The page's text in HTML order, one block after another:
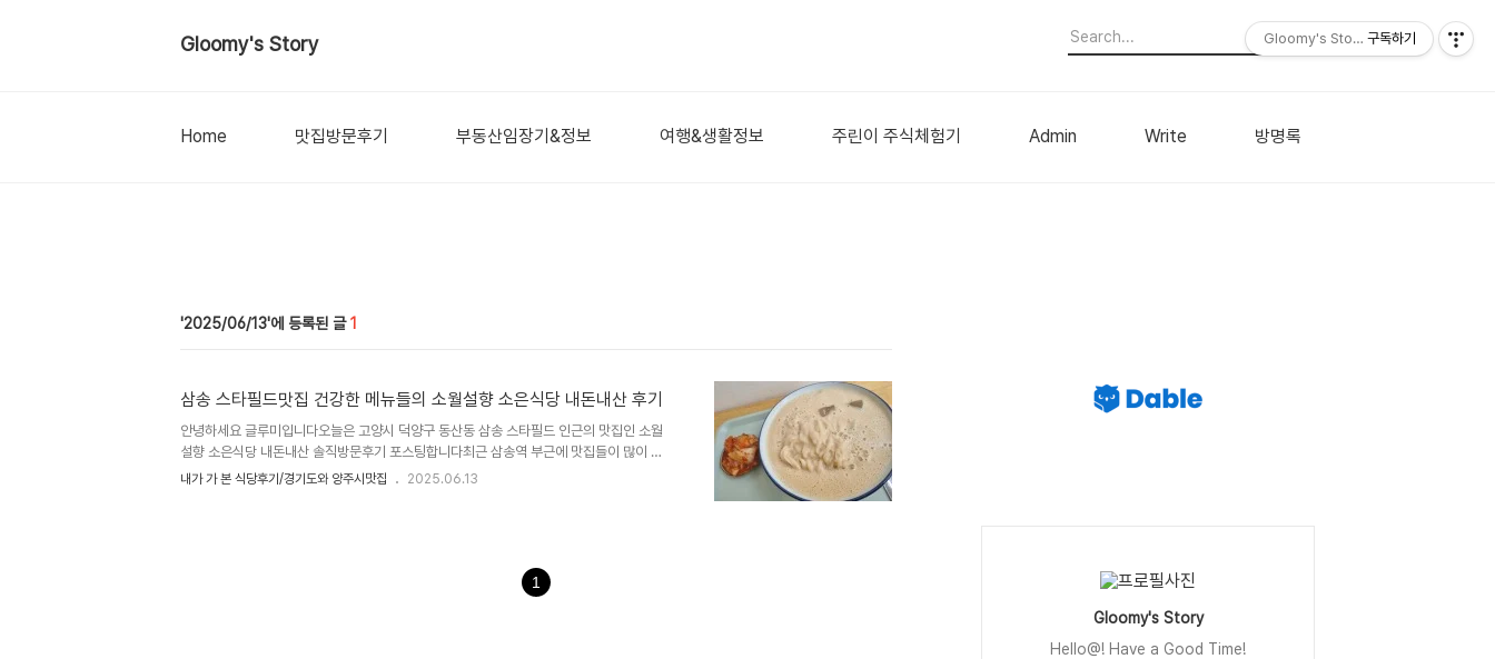
Gloomy's Story
Home 맛집방문후기 부동산임장기&정보 여행&생활정보 주린이 주식체험기 Admin Write 방명록
2025/06/13 1
삼송 스타필드맛집 건강한 메뉴들의 소월설향 소은식당 내돈내산 후기
안녕하세요 글루미입니다오늘은 고양시 덕양구 동산동 삼송 스타필드 인근의 맛집인 소월
설향 소은식당 내돈내산 솔직방문후기 포스팅합니다최근 삼송역 부근에 맛집들이 많이 생
겼는데요서칭하다가 팥죽이나 팥칼국수 호박죽, 들깨칼국수,여러가지 김밥, 팥빙수, 콩국수
까지 앞에 창릉천이 흐르고 있는데 아이엠삼송에 주차가능하고 107동에 주차하고 1층으로
내가 가 본 식당후기/경기도와 양주시맛집 2025.06.13
1
Gloomy's Story
Hello@! Have a Good Time!
Gloomy's Story 구독하기